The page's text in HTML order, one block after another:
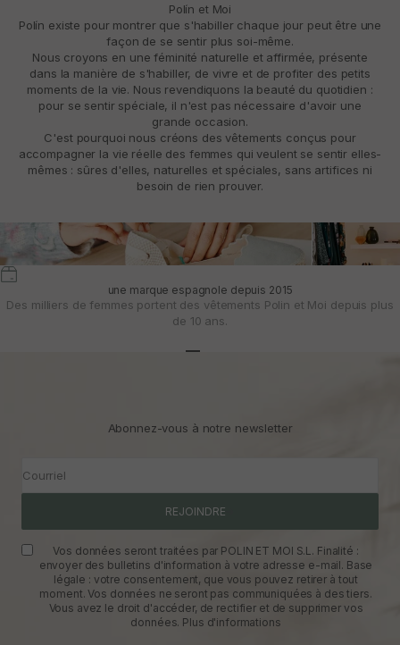
Polín et Moi
Polín existe pour montrer que s'habiller chaque jour peut être une
façon de se sentir plus soi-même.
Nous croyons en une féminité naturelle et affirmée, présente
dans la manière de s'habiller, de vivre et de profiter des petits
moments de la vie. Nous revendiquons la beauté du quotidien :
pour se sentir spéciale, il n'est pas nécessaire d'avoir une
grande occasion.
C'est pourquoi nous créons des vêtements conçus pour
accompagner la vie réelle des femmes qui veulent se sentir elles-
mêmes : sûres d'elles, naturelles et spéciales, sans artifices ni
besoin de rien prouver.
une marque espagnole depuis 2015
Des milliers de femmes portent des vêtements Polin et Moi depuis plus
de 10 ans.
Abonnez-vous à notre newsletter
Courriel
REJOINDRE
Vos données seront traitées par POLIN ET MOI S.L. Finalité :
envoyer des bulletins d'information à votre adresse e-mail. Base
légale : votre consentement, que vous pouvez retirer à tout
moment. Vos données ne seront pas communiquées à des tiers.
Vous avez le droit d'accéder, de rectifier et de supprimer vos
données. Plus d'informations